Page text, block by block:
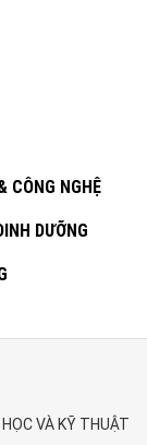
CÔNG NGHỆ
DƯỠNG
HỌC VÀ KỸ THUẬT